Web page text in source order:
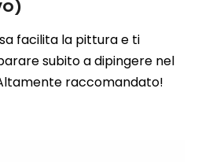
facilita la pittura e ti
subito a dipingere nel
raccomandato!